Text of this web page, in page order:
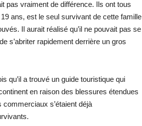
pas vraiment de différence. Ils ont tous
ans, est le seul survivant de cette famille
Il aurait réalisé qu’il ne pouvait pas se
s’abriter rapidement derrière un gros
qu’il a trouvé un guide touristique qui
en raison des blessures étendues
commerciaux s’étaient déjà